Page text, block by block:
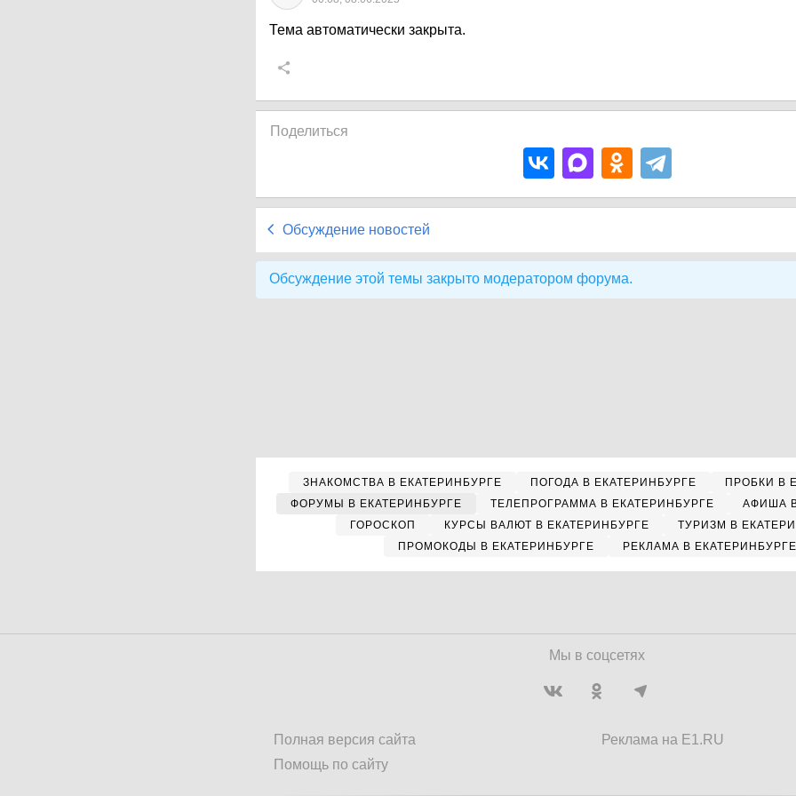
Тема автоматически закрыта.
Поделиться
Обсуждение новостей
Обсуждение этой темы закрыто модератором форума.
ЗНАКОМСТВА В ЕКАТЕРИНБУРГЕ ПОГОДА В ЕКАТЕРИНБУРГЕ
ПРОБКИ В
ФОРУМЫ В ЕКАТЕРИНБУРГЕ
ТЕЛЕПРОГРАММА В ЕКАТЕРИНБУРГЕ
АФИША
ГОРОСКОП
КУРСЫ ВАЛЮТ В ЕКАТЕРИНБУРГЕ
ТУРИЗМ В
ПРОМОКОДЫ В ЕКАТЕРИНБУРГЕ
РЕКЛАМА В ЕКАТЕРИНБУРГЕ
Мы в соцсетях
Полная версия сайта
Помощь по сайту
Реклама на E1.RU